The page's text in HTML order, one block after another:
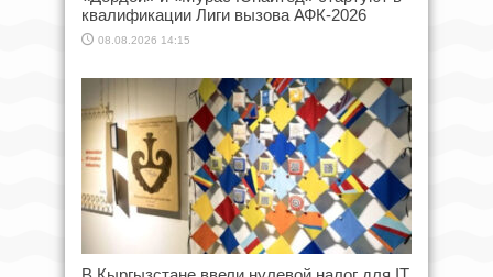
квалификации Лиги вызова АФК-2026
08.08.2026 14:15